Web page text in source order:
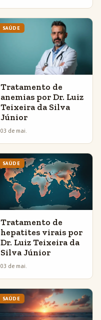
SAÚDE
Tratamento de
anemias por Dr. Luiz
Teixeira da Silva
Júnior
03 de mai.
SAÚDE
Tratamento de
hepatites virais por
Dr. Luiz Teixeira da
Silva Júnior
03 de mai.
SAÚDE